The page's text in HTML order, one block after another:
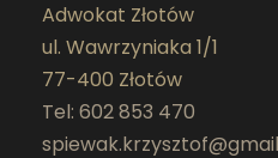
Adwokat Złotów
ul. Wawrzyniaka 1/1
77-400 Złotów
Tel: 602 853 470